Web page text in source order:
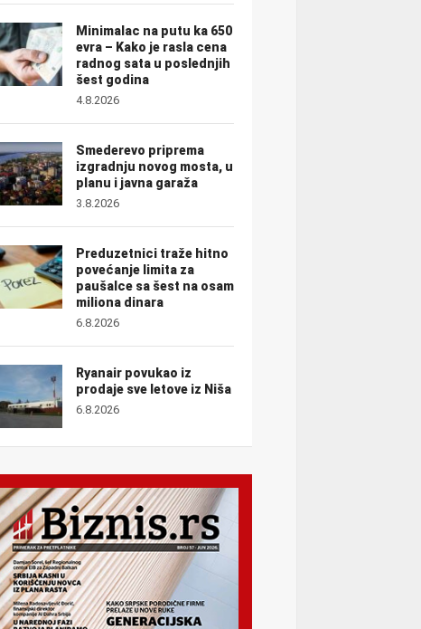
Minimalac na putu ka 650
evra – Kako je rasla cena
radnog sata u poslednjih
šest godina
4.8.2026
Smederevo priprema
izgradnju novog mosta, u
planu i javna garaža
3.8.2026
Preduzetnici traže hitno
povećanje limita za
paušalce sa šest na osam
miliona dinara
6.8.2026
Ryanair povukao iz
prodaje sve letove iz Niša
6.8.2026